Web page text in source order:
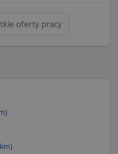
oferty pracy